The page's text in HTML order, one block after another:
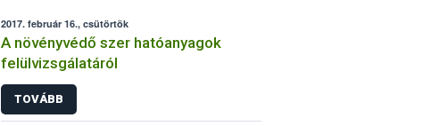
2017. február 16., csütörtök
A növényvédő szer hatóanyagok
felülvizsgálatáról
TOVÁBB